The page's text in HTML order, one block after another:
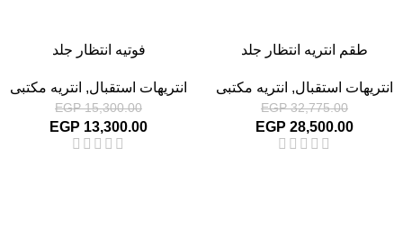
طقم انتريه انتظار جلد
انتريهات استقبال, انتريه مكتبى
EGP32,775.00
EGP 28,500.00
فوتيه انتظار جلد
انتريهات استقبال, انتريه مكتبى
EGP15,300.00
EGP 13,300.00